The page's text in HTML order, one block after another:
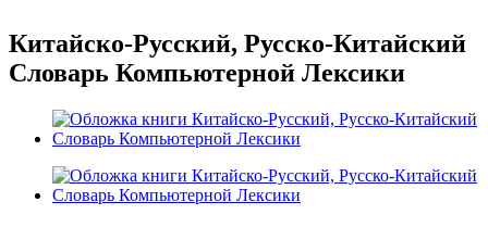
Китайско-Русский, Русско-Китайский
Словарь Компьютерной Лексики